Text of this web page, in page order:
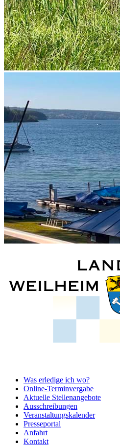
Was erledige ich wo?
Online-Terminvergabe
Aktuelle Stellenangebote
Ausschreibungen
Veranstaltungskalender
Presseportal
Anfahrt
Kontakt